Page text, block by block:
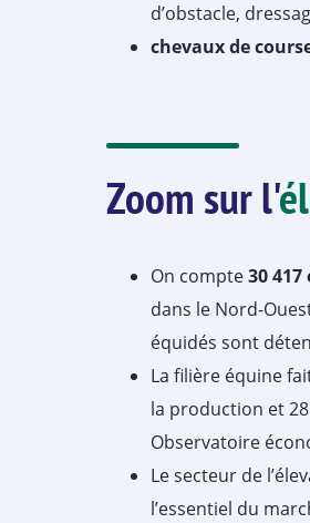
d’obstacle,
chevaux de
Zoom sur l'
On compte30
dans le Nord-
équidés sont
La filière équine
la production et
Observatoire
Le secteur de
l’essentiel du